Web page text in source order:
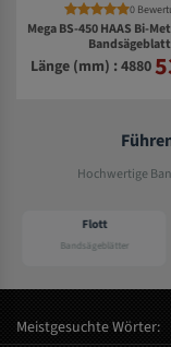
0
Mega BS-450 HAAS Bi-
Bandsägeblatt
Länge (mm) : 4880
Hochwertige
Flott
Bandsägeblätter
Meistgesuchte Wörter: